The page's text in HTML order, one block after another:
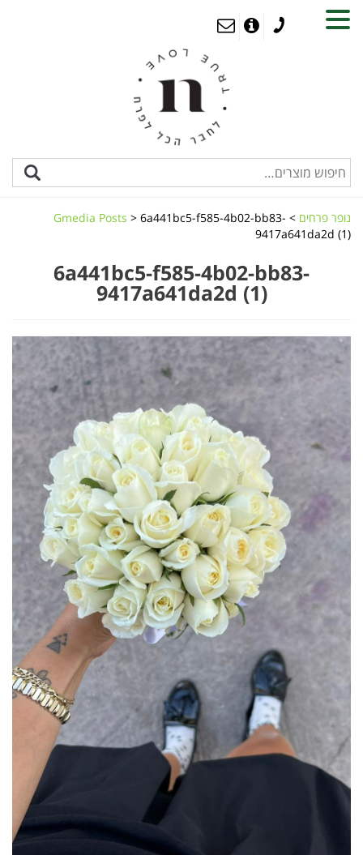
נופר פרחים >
Gmedia Posts > 6a441bc5-f585-4b02-bb83-
9417a641da2d (1)
6a441bc5-f585-4b02-bb83-
9417a641da2d (1)